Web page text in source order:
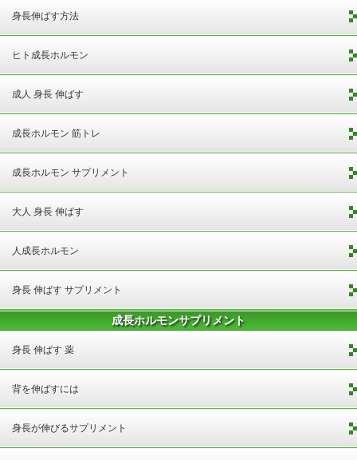
身長伸ばす方法
ヒト成長ホルモン
成人 身長 伸ばす
成長ホルモン 筋トレ
成長ホルモン サプリメント
大人 身長 伸ばす
人成長ホルモン
身長 伸ばす サプリメント
成長ホルモンサプリメント
身長 伸ばす 薬
背を伸ばすには
身長が伸びるサプリメント